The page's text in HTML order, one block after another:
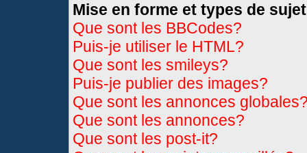
Mise en forme et types de sujet
Que sont les BBCodes?
Puis-je utiliser le HTML?
Que sont les smileys?
Puis-je publier des images?
Que sont les annonces
Que sont les annonces?
Que sont les post-it?